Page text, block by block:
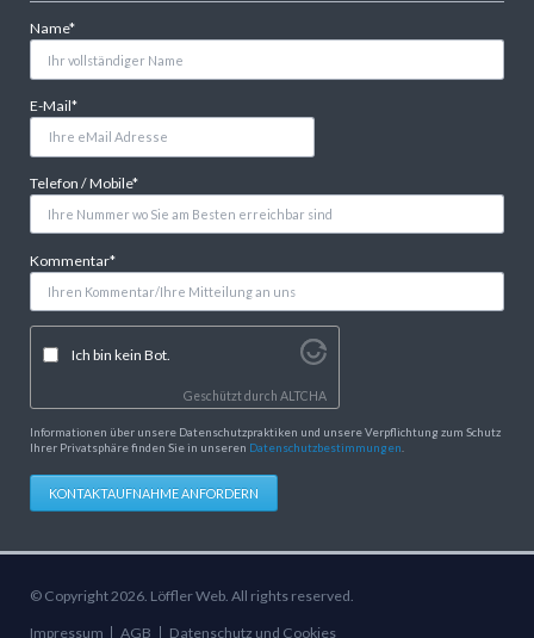
Pflichtfeld
Name*
Pflichtfeld
E-Mail*
Pflichtfeld
Telefon / Mobile*
Pflichtfeld
Kommentar*
Ich bin kein Bot.
Geschützt durchALTCHA
Informationen über unsere Datenschutzpraktiken und unsere Verpflichtung zum Schutz
Ihrer Privatsphäre finden Sie in unseren Datenschutzbestimmungen
KONTAKTAUFNAHME ANFORDERN
© Copyright 2026. Löffler Web. All rights reserved.
Navigation
Impressum AGB Datenschutz und Cookies